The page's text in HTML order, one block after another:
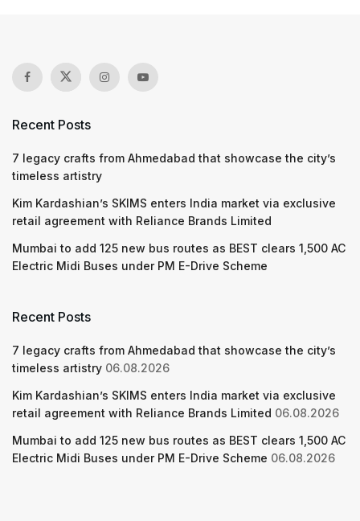
Recent Posts
7 legacy crafts from Ahmedabad that showcase the city’s
timeless artistry
Kim Kardashian’s SKIMS enters India market via exclusive
retail agreement with Reliance Brands Limited
Mumbai to add 125 new bus routes as BEST clears 1,500 AC
Electric Midi Buses under PM E-Drive Scheme
Recent Posts
7 legacy crafts from Ahmedabad that showcase the city’s
timeless artistry 06.08.2026
Kim Kardashian’s SKIMS enters India market via exclusive
retail agreement with Reliance Brands Limited 06.08.2026
Mumbai to add 125 new bus routes as BEST clears 1,500 AC
Electric Midi Buses under PM E-Drive Scheme 06.08.2026